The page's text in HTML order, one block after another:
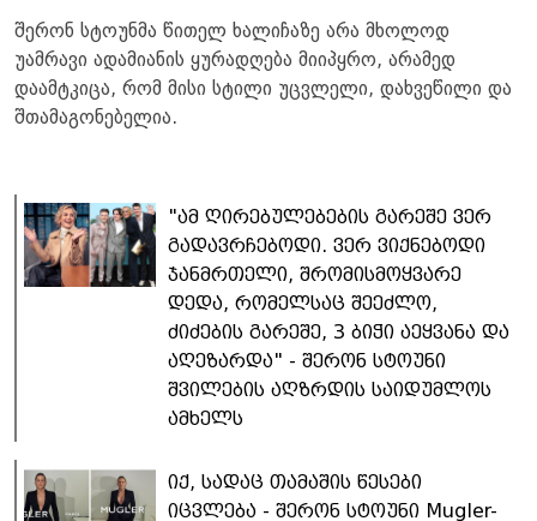
შერონ სტოუნმა წითელ ხალიჩაზე არა მხოლოდ
უამრავი ადამიანის ყურადღება მიიპყრო, არამედ
დაამტკიცა, რომ მისი სტილი უცვლელი, დახვეწილი და
შთამაგონებელია.
"ამ ღირებულებების გარეშე ვერ
გადავრჩებოდი. ვერ ვიქნებოდი
ჯანმრთელი, შრომისმოყვარე
დედა, რომელსაც შეეძლო,
ძიძების გარეშე, 3 ბიჭი აეყვანა და
აღეზარდა" - შერონ სტოუნი
შვილების აღზრდის საიდუმლოს
ამხელს
იქ, სადაც თამაშის წესები
იცვლება - შერონ სტოუნი Mugler-